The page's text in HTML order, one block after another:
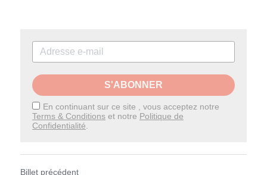
S'ABONNER
En continuant sur ce site , vous acceptez notre
Terms & Conditions et notre Politique de
Confidentialité
Billet précédent